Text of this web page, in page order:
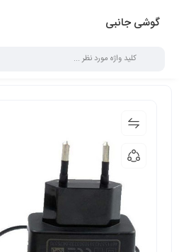
گوشی جانبی